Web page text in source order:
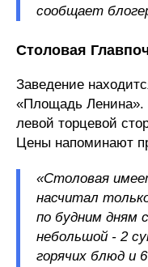
сообщает
Столовая
Заведение
«Площадь Ленина».
левой торцевой
Цены напоминают
«Столовая
насчитал
по будним дням
небольшой - 2
горячих блюд и